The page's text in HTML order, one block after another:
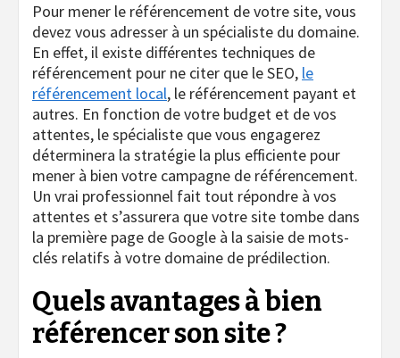
Pour mener le référencement de votre site, vous
devez vous adresser à un spécialiste du domaine.
En effet, il existe différentes techniques de
référencement pour ne citer que le SEO, le
référencement local, le référencement payant et
autres. En fonction de votre budget et de vos
attentes, le spécialiste que vous engagerez
déterminera la stratégie la plus efficiente pour
mener à bien votre campagne de référencement.
Un vrai professionnel fait tout répondre à vos
attentes et s’assurera que votre site tombe dans
la première page de Google à la saisie de mots-
clés relatifs à votre domaine de prédilection.
Quels avantages à bien
référencer son site ?